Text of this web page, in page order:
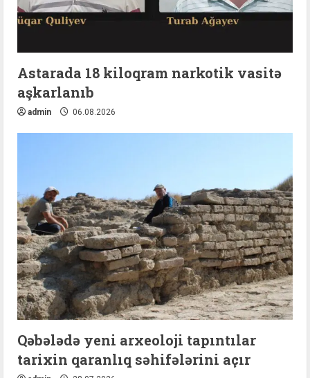
Astarada 18 kiloqram narkotik vasitə
aşkarlanıb
admin 06.08.2026
Qəbələdə yeni arxeoloji tapıntılar
tarixin qaranlıq səhifələrini açır